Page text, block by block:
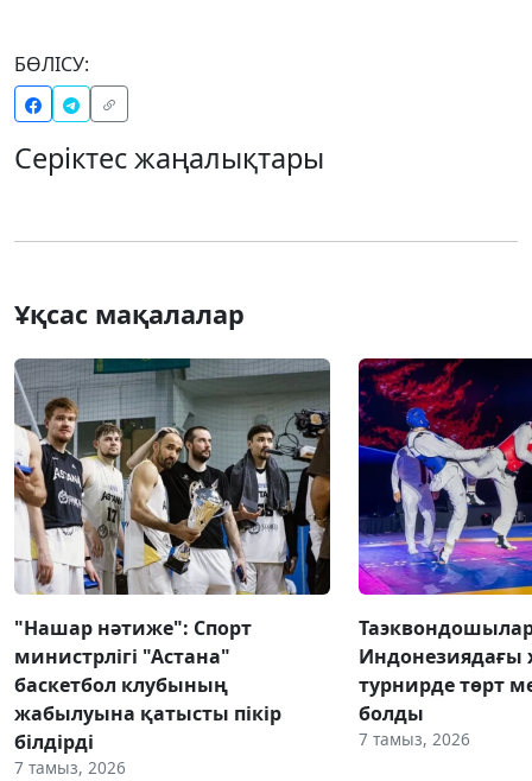
БӨЛІСУ:
Серіктес жаңалықтары
Ұқсас мақалалар
"Нашар нәтиже": Спорт
министрлігі "Астана"
баскетбол клубының
жабылуына қатысты пікір
білдірді
7 тамыз, 2026
Индонезиядағы
турнирде төрт
болды
7 тамыз, 2026